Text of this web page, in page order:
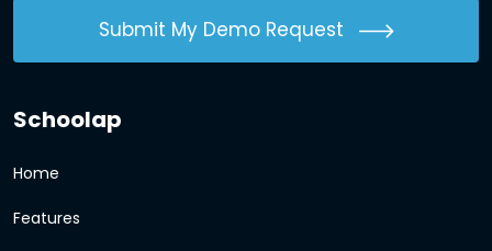
Submit My Demo Request
Schoolap
Home
Features